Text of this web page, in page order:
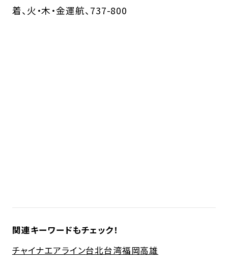
着、火・木・金運航、737-800
関連キーワードもチェック！
チャイナエアライン台北台湾福岡高雄